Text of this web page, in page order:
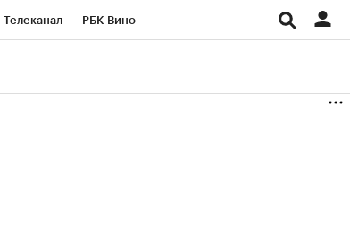
Телеканал РБК Вино